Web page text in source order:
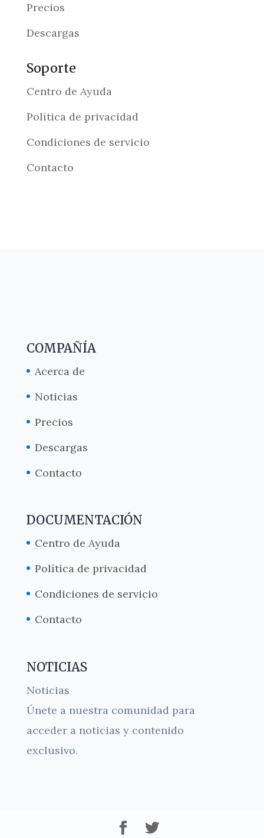
Precios
Descargas
Soporte
Centro de Ayuda
Política de privacidad
Condiciones de servicio
Contacto
COMPAÑÍA
Acerca de
Noticias
Precios
Descargas
Contacto
DOCUMENTACIÓN
Centro de Ayuda
Política de privacidad
Condiciones de servicio
Contacto
NOTICIAS
Noticias
Únete a nuestra comunidad para
acceder a noticias y contenido
exclusivo.